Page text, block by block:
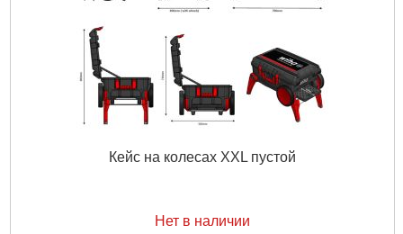
Кейс на колесах XXL пустой
Нет в наличии